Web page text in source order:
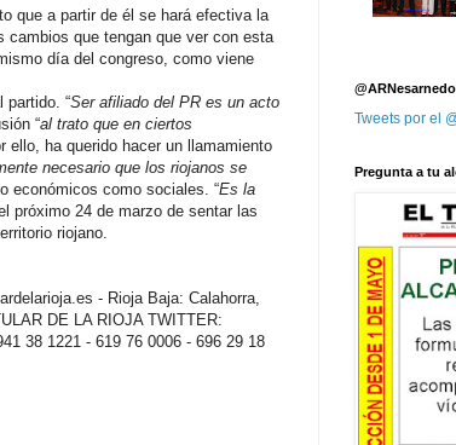
que a partir de él se hará efectiva la
cambios que tengan que ver con esta
día del congreso, como viene
partido. “Ser afiliado del PR es un acto
“al trato que en ciertos
ello, ha querido hacer un llamamiento
necesario que los riojanos se
económicos como sociales. “Es la
próximo 24 de marzo de sentar las
riojano.
- Rioja Baja: Calahorra,
DE LA RIOJA TWITTER:
38 1221 - 619 76 0006 - 696 29 18
@ARNesarnedo
Tweets por el
Pregunta a tu